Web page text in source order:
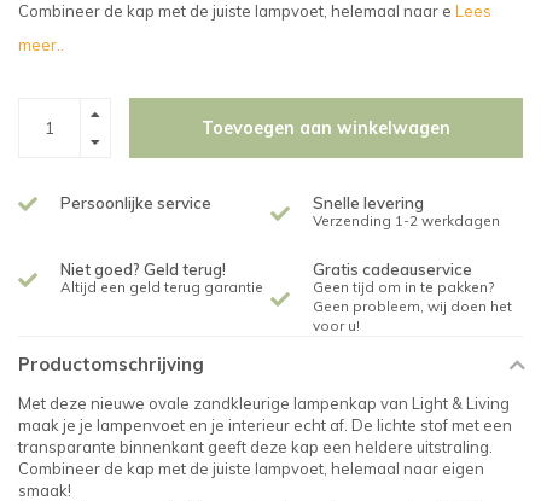
Combineer de kap met de juiste lampvoet, helemaal naar e Lees
meer..
Toevoegen aan winkelwagen
Persoonlijke service Snelle levering
Verzending 1-2 werkdagen
Niet goed? Geld terug!
Altijd een geld terug garantie
Gratis cadeauservice
Geen tijd om in te pakken?
Geen probleem, wij doen het
voor u!
Productomschrijving
Met deze nieuwe ovale zandkleurige lampenkap van Light & Living
maak je je lampenvoet en je interieur echt af. De lichte stof met een
transparante binnenkant geeft deze kap een heldere uitstraling.
Combineer de kap met de juiste lampvoet, helemaal naar eigen
smaak!